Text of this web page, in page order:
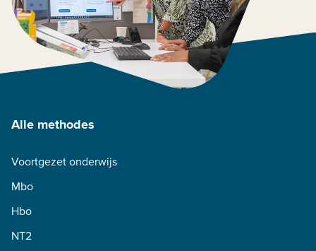
Alle methodes
Voortgezet onderwijs
Mbo
Hbo
NT2